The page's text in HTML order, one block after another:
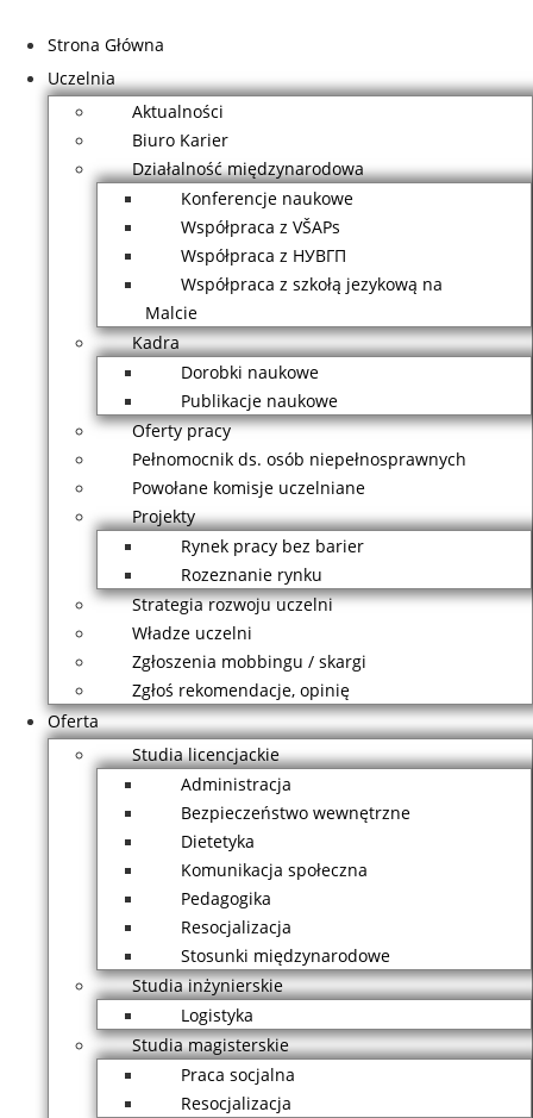
treści
Strona Główna
Uczelnia
Aktualności
Biuro Karier
Działalność międzynarodowa
Konferencje naukowe
Współpraca z VŠAPs
Współpraca z НУВГП
Współpraca z szkołą jezykową na
Malcie
Kadra
Dorobki naukowe
Publikacje naukowe
Oferty pracy
Pełnomocnik ds. osób niepełnosprawnych
Powołane komisje uczelniane
Projekty
Rynek pracy bez barier
Rozeznanie rynku
Strategia rozwoju uczelni
Władze uczelni
Zgłoszenia mobbingu / skargi
Zgłoś rekomendacje, opinię
Oferta
Studia licencjackie
Administracja
Bezpieczeństwo wewnętrzne
Dietetyka
Komunikacja społeczna
Pedagogika
Resocjalizacja
Stosunki międzynarodowe
Studia inżynierskie
Logistyka
Studia magisterskie
Praca socjalna
Resocjalizacja